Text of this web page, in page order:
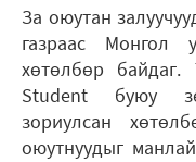
За оюутан
газраас Монгол
хөтөлбөр
Student буюу
зориулсан
оюутнуудыг